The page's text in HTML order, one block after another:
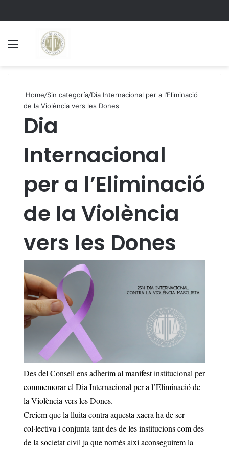
Home/Sin categoría/Dia Internacional per a l’Eliminació
de la Violència vers les Dones
Dia
Internacional
per a l’Eliminació
de la Violència
vers les Dones
Des del Consell ens adherim al manifest institucional per
commemorar el Dia Internacional per a l’Eliminació de
la Violència vers les Dones.
Creiem que la lluita contra aquesta xacra ha de ser
col·lectiva i conjunta tant des de les institucions com des
de la societat civil ja que només així aconseguirem la